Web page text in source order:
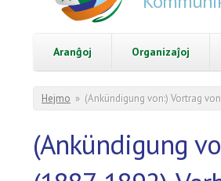
Aranĝoj Organizaĵoj
You are here
Hejmo » (Ankündigung von:) Vortrag
(Ankündigung